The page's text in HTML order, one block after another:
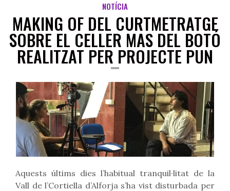
NOTÍCIA
MAKING OF DEL CURTMETRATGE
SOBRE EL CELLER MAS DEL BOTÓ
REALITZAT PER PROJECTE PUN
Aquests últims dies l’habitual tranquil·litat de la
Vall de l’Cortiella d’Alforja s’ha vist disturbada per